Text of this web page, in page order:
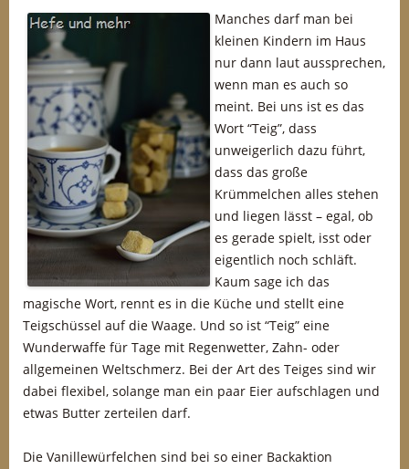
Manches darf man bei
kleinen Kindern im Haus
nur dann laut aussprechen,
wenn man es auch so
meint. Bei uns ist es das
Wort “Teig”, dass
unweigerlich dazu führt,
dass das große
Krümmelchen alles stehen
und liegen lässt – egal, ob
es gerade spielt, isst oder
eigentlich noch schläft.
Kaum sage ich das
magische Wort, rennt es in die Küche und stellt eine
Teigschüssel auf die Waage. Und so ist “Teig” eine
Wunderwaffe für Tage mit Regenwetter, Zahn- oder
allgemeinen Weltschmerz. Bei der Art des Teiges sind wir
dabei flexibel, solange man ein paar Eier aufschlagen und
etwas Butter zerteilen darf.
Die Vanillewürfelchen sind bei so einer Backaktion